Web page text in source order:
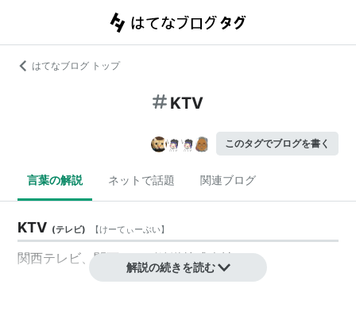
はてなブログ トップ
KTV
このタグでブログを書く
言葉の解説 ネットで話題 関連ブログ
KTV (テレビ) 【けーてぃーぶい】
関西テレビ、関西テレビ放送株式会社
解説の続きを読む